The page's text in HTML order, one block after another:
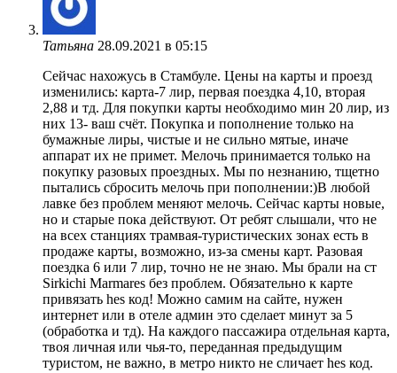
Татьяна 28.09.2021 в 05:15
Сейчас нахожусь в Стамбуле. Цены на карты и проезд
изменились: карта-7 лир, первая поездка 4,10, вторая
2,88 и тд. Для покупки карты необходимо мин 20 лир, из
них 13- ваш счёт. Покупка и пополнение только на
бумажные лиры, чистые и не сильно мятые, иначе
аппарат их не примет. Мелочь принимается только на
покупку разовых проездных. Мы по незнанию, тщетно
пытались сбросить мелочь при пополнении:)В любой
лавке без проблем меняют мелочь. Сейчас карты новые,
но и старые пока действуют. От ребят слышали, что не
на всех станциях трамвая-туристических зонах есть в
продаже карты, возможно, из-за смены карт. Разовая
поездка 6 или 7 лир, точно не не знаю. Мы брали на ст
Sirkichi Marmares без проблем. Обязательно к карте
привязать hes код! Можно самим на сайте, нужен
интернет или в отеле админ это сделает минут за 5
(обработка и тд). На каждого пассажира отдельная карта,
твоя личная или чья-то, переданная предыдущим
туристом, не важно, в метро никто не сличает hes код.